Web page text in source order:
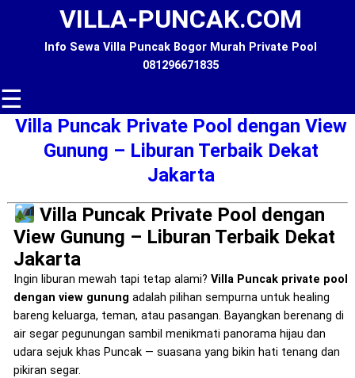
VILLA-PUNCAK.COM
Info Sewa Villa Puncak Bogor Murah Private Pool
081296671835
☰
Villa Puncak Private Pool dengan View
Gunung – Liburan Terbaik Dekat
Jakarta
Villa Puncak Private Pool dengan
View Gunung – Liburan Terbaik Dekat
Jakarta
Ingin liburan mewah tapi tetap alami? Villa Puncak private pool
dengan view gunung adalah pilihan sempurna untuk healing
bareng keluarga, teman, atau pasangan. Bayangkan berenang di
air segar pegunungan sambil menikmati panorama hijau dan
udara sejuk khas Puncak — suasana yang bikin hati tenang dan
pikiran segar.